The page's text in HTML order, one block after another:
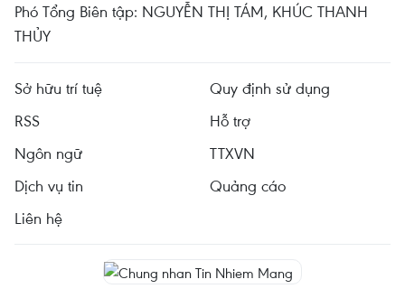
Phó Tổng Biên tập: NGUYỄN THỊ TÁM, KHÚC THANH
THỦY
Sở hữu trí tuệ
Quy định sử dụng
RSS
Hỗ trợ
Ngôn ngữ
TTXVN
Dịch vụ tin
Quảng cáo
Liên hệ